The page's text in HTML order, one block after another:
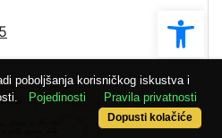
23
poboljšanja korisničkog iskustva i
Pojedinosti Pravila privatnosti
Dopusti kolačiće